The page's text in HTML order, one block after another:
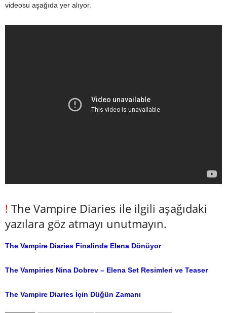
videosu aşağıda yer alıyor.
! The Vampire Diaries ile ilgili aşağıdaki
yazılara göz atmayı unutmayın.
The Vampire Diaries Finalinde Elena Dönüyor
The Vampiries Nina Dobrev – Elena Set Resimleri ve Teaser
The Vampire Diaries İçin Düğün Zamanı